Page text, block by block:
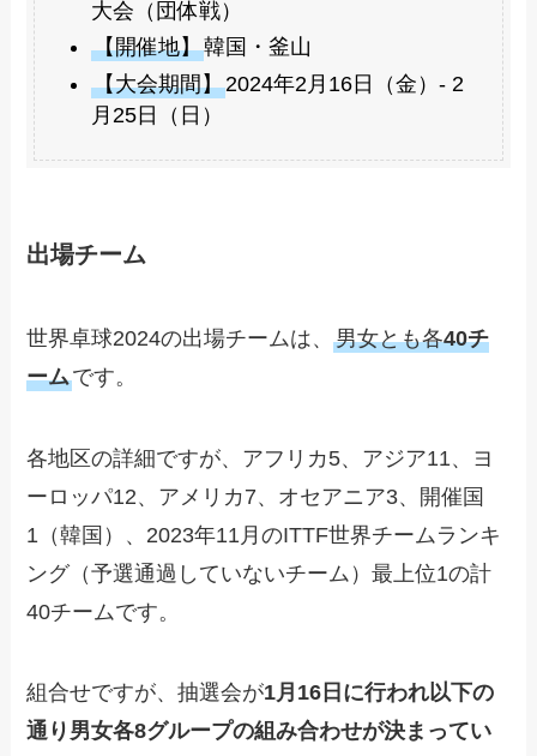
大会（団体戦）
【開催地】韓国・釜山
【大会期間】2024年2月16日（金）- 2
月25日（日）
出場チーム
世界卓球2024の出場チームは、男女とも各40チ
ームです。
各地区の詳細ですが、アフリカ5、アジア11、ヨ
ーロッパ12、アメリカ7、オセアニア3、開催国
1（韓国）、2023年11月のITTF世界チームランキ
ング（予選通過していないチーム）最上位1の計
40チームです。
組合せですが、抽選会が1月16日に行われ以下の
通り男女各8グループの組み合わせが決まってい